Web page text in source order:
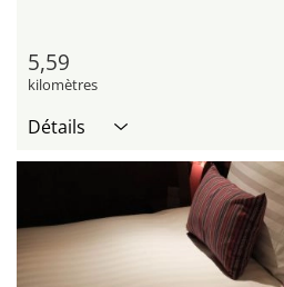
5,59
kilomètres
Détails